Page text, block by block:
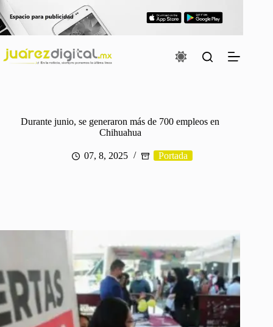
Saltar
al
contenido
Durante junio, se generaron más de 700 empleos en
Chihuahua
07, 8, 2025 Portada